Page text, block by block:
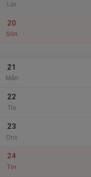
Lör
20
Sön
21
Mån
22
Tis
23
Ons
24
Tor